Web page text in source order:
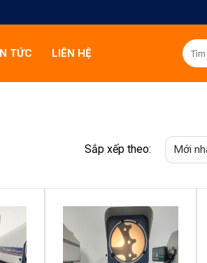
TỨC LIÊN HỆ
Tìm
kiếm:
Sắp xếp theo: